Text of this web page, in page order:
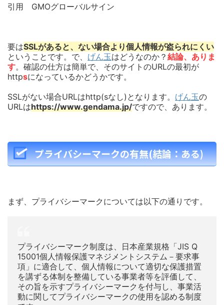
引用 GMOグローバルサイン
要はSSLがあると、ない場合より個人情報が盗られにくい
ということです。で、 げん玉はどうなのか？ 結論、ありま
す。確認の仕方は簡単で、そのサイトのURLの最初が
httpsになっているかどうかです。
SSLがない場合URLはhttp(sなし)となります。 げん玉の
URLはhttps://www.gendama.jp/ですので、あります。
プライバシーマークの有無(結論：ある)
まず、プライバシーマークについては以下の通りです。
プライバシーマーク制度は、日本産業規格「JIS Q
15001個人情報保護マネジメントシステム－要求事
項」に適合して、個人情報について適切な保護措置
を講ずる体制を整備している事業者等を評価して、
その旨を示すプライバシーマークを付与し、事業活
動に関してプライバシーマークの使用を認める制度